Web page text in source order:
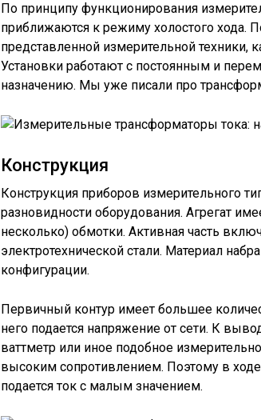
По принципу функционирования
приближаются к режиму холостого хода.
представленной измерительной
Установки работают с постоянным и
назначению. Мы уже писали про
Конструкция
Конструкция приборов измерительного
разновидности оборудования. Агрегат
несколько) обмотки. Активная часть
электротехнической стали. Материал
конфигурации.
Первичный контур имеет большее
него подается напряжение от сети. К
ваттметр или иное подобное
высоким сопротивлением. Поэтому в
подается ток с малым значением.